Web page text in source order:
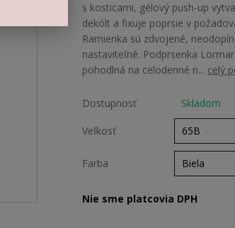
s kosticami, gélový push-up
dekólt a fixuje poprsie v
Ramienka sú zdvojené,
nastaviteľné. Podprsenka
pohodlná na celodenné n... celý
Dostupnosť Skladom
Veľkosť
Farba
Nie sme platcovia DPH